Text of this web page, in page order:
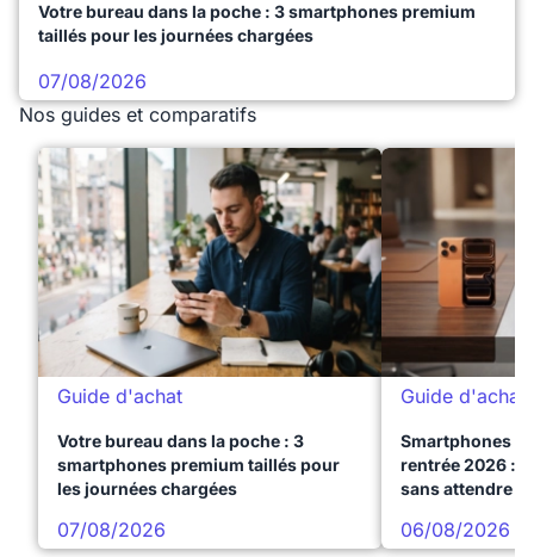
Votre bureau dans la poche : 3 smartphones premium
taillés pour les journées chargées
07/08/2026
Nos guides et comparatifs
Guide d'achat
Votre bureau dans la poche : 3
smartphones premium taillés pour
les journées chargées
07/08/2026
Guide d'achat
Smartphones
rentrée 2026 :
sans attendre
06/08/2026